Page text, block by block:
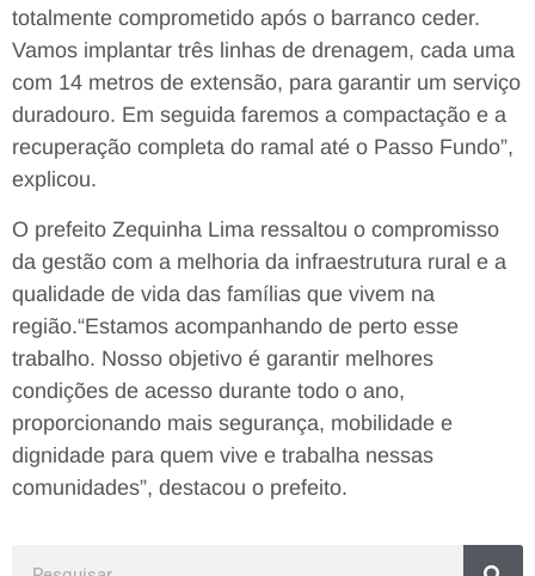
totalmente comprometido após o barranco ceder.
Vamos implantar três linhas de drenagem, cada uma
com 14 metros de extensão, para garantir um serviço
duradouro. Em seguida faremos a compactação e a
recuperação completa do ramal até o Passo Fundo”,
explicou.
O prefeito Zequinha Lima ressaltou o compromisso
da gestão com a melhoria da infraestrutura rural e a
qualidade de vida das famílias que vivem na
região.“Estamos acompanhando de perto esse
trabalho. Nosso objetivo é garantir melhores
condições de acesso durante todo o ano,
proporcionando mais segurança, mobilidade e
dignidade para quem vive e trabalha nessas
comunidades”, destacou o prefeito.